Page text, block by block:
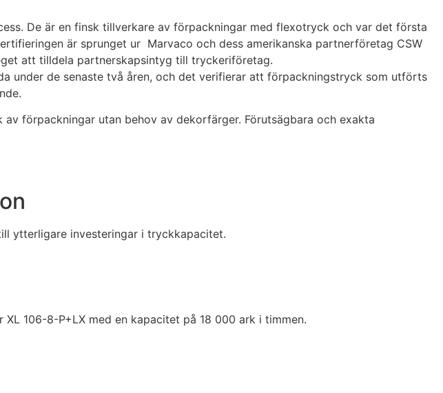
De är en finsk tillverkare av förpackningar med flexotryck och var det första
är sprunget ur Marvaco och dess amerikanska partnerföretag CSW
att tilldela partnerskapsintyg till tryckeriföretag.
de senaste två åren, och det verifierar att förpackningstryck som utförts
förpackningar utan behov av dekorfärger. Förutsägbara och exakta
ytterligare investeringar i tryckkapacitet.
106-8-P+LX med en kapacitet på 18 000 ark i timmen.